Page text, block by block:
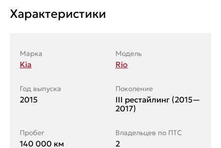
Характеристики
Марка
Kia
Модель
Rio
Год выпуска
2015
Поколение
III рестайлинг (2015—
2017)
Пробег
140 000 км
Владельцев по ПТС
2